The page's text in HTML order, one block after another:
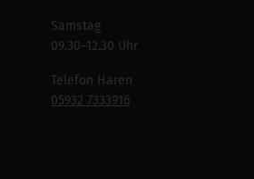
Samstag
09.30–12.30 Uhr
Telefon Haren
05932 7333916